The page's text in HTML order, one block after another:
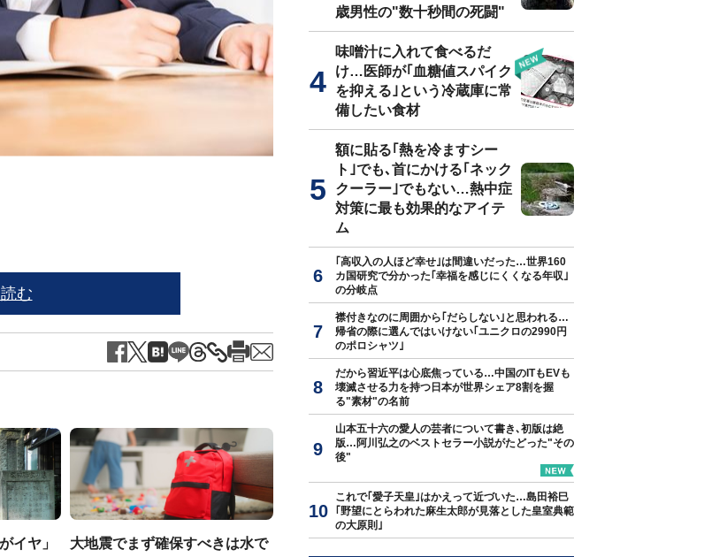
※写真はイメージです
む
イヤ」
大地震でまず確保すべきは水で
歳男性の"数十秒間の死闘"
味噌汁に入れて食べるだ
け…医師が｢血糖値スパイク
を抑える｣という冷蔵庫に常
備したい食材
額に貼る｢熱を冷ますシー
ト｣でも､首にかける｢ネック
クーラー｣でもない…熱中症
対策に最も効果的なアイテ
ム
｢高収入の人ほど幸せ｣は間違いだった…世界160
カ国研究で分かった｢幸福を感じにくくなる年収｣
の分岐点
襟付きなのに周囲から｢だらしない｣と思われる…
帰省の際に選んではいけない｢ユニクロの2990円
のポロシャツ｣
だから習近平は心底焦っている…中国のITもEVも
壊滅させる力を持つ日本が世界シェア8割を握
る"素材"の名前
山本五十六の愛人の芸者について書き､初版は絶
版…阿川弘之のベストセラー小説がたどった"その
後"
これで｢愛子天皇｣はかえって近づいた…島田裕巳
｢野望にとらわれた麻生太郎が見落とした皇室典範
の大原則｣